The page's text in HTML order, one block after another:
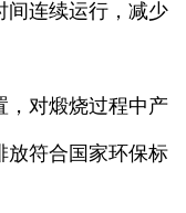
间连续运行，减少
，对煅烧过程中产
放符合国家环保标